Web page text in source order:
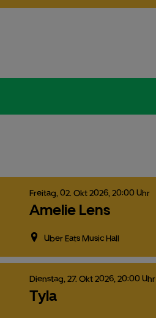
Freitag, 02. Okt2026, 20:00 Uhr
Amelie Lens
Uber Eats Music Hall
Dienstag, 27. Okt2026, 20:00 Uhr
Tyla